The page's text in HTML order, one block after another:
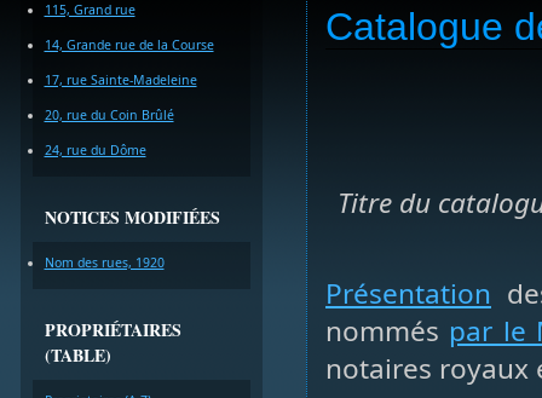
115, Grand rue
14, Grande rue de la Course
17, rue Sainte-Madeleine
20, rue du Coin Brûlé
24, rue du Dôme
NOTICES MODIFIÉES
Nom des rues, 1920
PROPRIÉTAIRES
(TABLE)
Catalogue
Titre du
Présentation
nommés par le
notaires